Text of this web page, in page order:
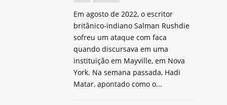
Em agosto de 2022, o escritor
britânico-indiano Salman Rushdie
sofreu um ataque com faca
quando discursava em uma
instituição em Mayville, em Nova
York. Na semana passada, Hadi
Matar, apontado como o...